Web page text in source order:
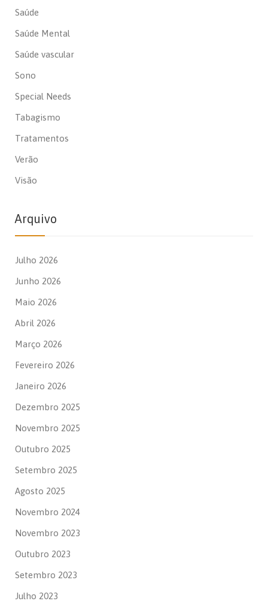
Saúde
Saúde Mental
Saúde vascular
Sono
Special Needs
Tabagismo
Tratamentos
Verão
Visão
Arquivo
Julho 2026
Junho 2026
Maio 2026
Abril 2026
Março 2026
Fevereiro 2026
Janeiro 2026
Dezembro 2025
Novembro 2025
Outubro 2025
Setembro 2025
Agosto 2025
Novembro 2024
Novembro 2023
Outubro 2023
Setembro 2023
Julho 2023